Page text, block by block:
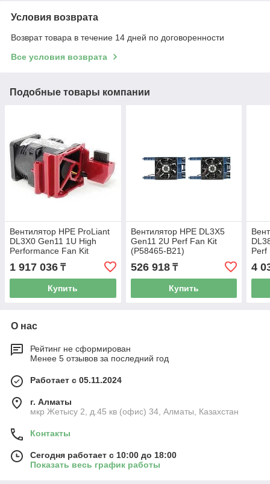
Условия возврата
Возврат товара в течение 14 дней по договоренности
Все условия возврата
Подобные товары компании
Вентилятор HPE ProLiant
DL3X0 Gen11 1U High
Performance Fan Kit
(P48908-B21)
1 917 036 ₸
Купить
Вентилятор HPE DL3X5
Gen11 2U Perf Fan Kit
(P58465-B21)
526 918₸
Купить
Perf
4
О нас
Рейтинг не сформирован
Менее 5 отзывов за последний год
Работает с 05.11.2024
г. Алматы
мкр Жетысу 2, д.45 кв (офис) 34, Алматы, Казахстан
Контакты
Сегодня работает с 10:00 до 18:00
Показать весь график работы